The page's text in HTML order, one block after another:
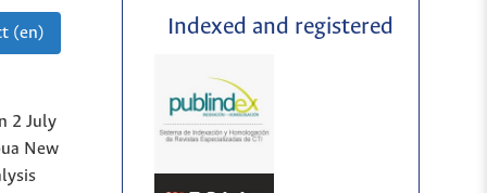
(en)
2 July
New
Indexed and registered